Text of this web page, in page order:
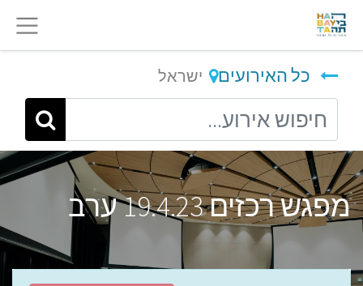
כל האירועים ישראל
מפגש רכזים 19.4.23 ערב